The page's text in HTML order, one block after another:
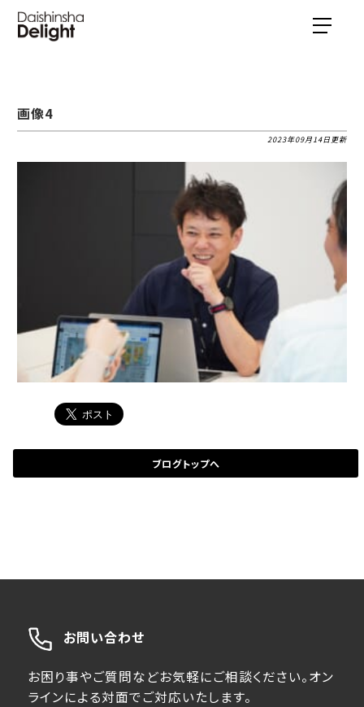
画像4
2023年09月14日更新
ブログトップへ
お問い合わせ
お困り事やご質問などお気軽にご相談ください。オン
ラインによる対面でご対応いたします。